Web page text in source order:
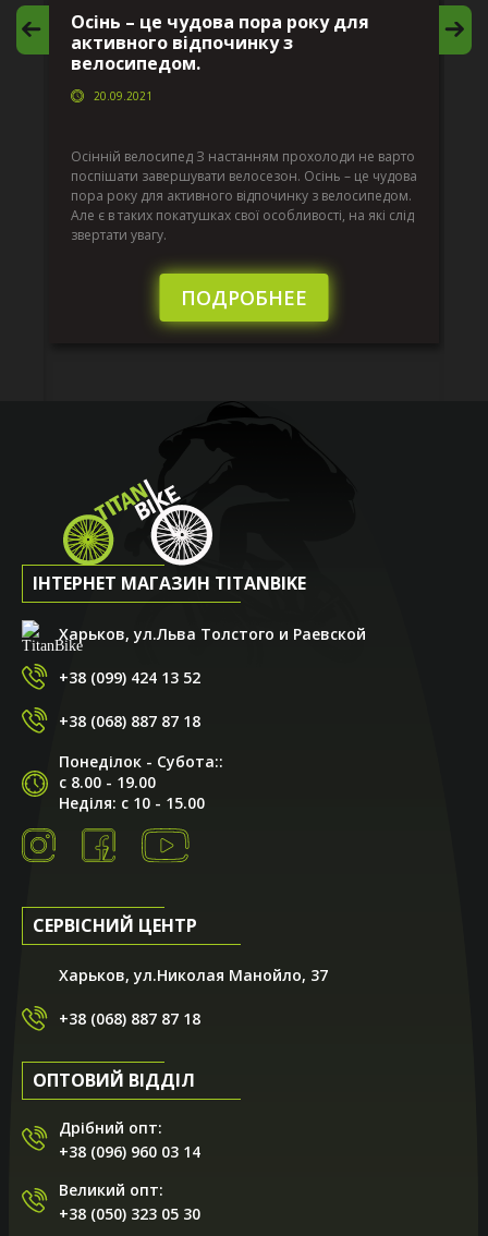
Осінь – це чудова пора року для
активного відпочинку з
велосипедом.
20.09.2021
Осінній велосипед З настанням прохолоди не варто
поспішати завершувати велосезон. Осінь – це чудова
пора року для активного відпочинку з велосипедом.
Але є в таких покатушках свої особливості, на які слід
звертати увагу.
ПОДРОБНЕЕ
ІНТЕРНЕТ МАГАЗИН TITANBIKE
Харьков, ул.Льва Толстого и Раевской
+38 (099) 424 13 52
+38 (068) 887 87 18
Понеділок - Субота::
с 8.00 - 19.00
Неділя: с 10 - 15.00
СЕРВІСНИЙ ЦЕНТР
Харьков, ул.Николая Манойло, 37
+38 (068) 887 87 18
ОПТОВИЙ ВІДДІЛ
Дрібний опт:
+38 (096) 960 03 14
Великий опт:
+38 (050) 323 05 30